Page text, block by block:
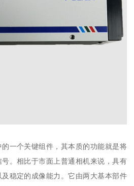
一个关键组件，其本质的功能就是将
。相比于市面上普通相机来说，具有
稳定的成像能力。它由两大基本部件